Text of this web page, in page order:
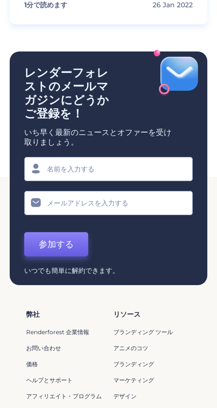
1分で読めます 26 Jan 2022
レンダーフォレ
ストのメールマ
ガジンにどうか
ご登録を！
いち早く最新のニュースとオファーを受け
取りましょう。
参加する
いつでも簡単に解約できます。
弊社
Renderforest 企業情報
お問い合わせ
価格
ヘルプとサポート
アフィリエイト・プログラム
リソース
ブランディング ツール
アニメのコツ
ブランディング
マーケティング
デザイン